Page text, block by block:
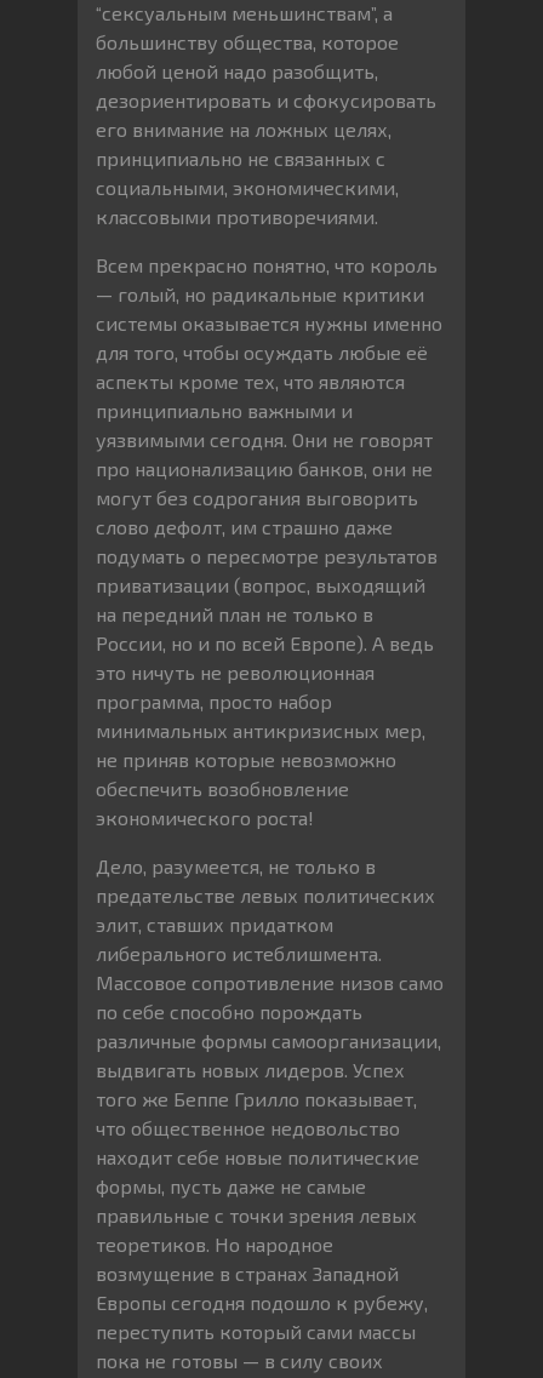
“сексуальным меньшинствам”, а
большинству общества, которое
любой ценой надо разобщить,
дезориентировать и сфокусировать
его внимание на ложных целях,
принципиально не связанных с
социальными, экономическими,
классовыми противоречиями.
Всем прекрасно понятно, что король
— голый, но радикальные критики
системы оказывается нужны именно
для того, чтобы осуждать любые её
аспекты кроме тех, что являются
принципиально важными и
уязвимыми сегодня. Они не говорят
про национализацию банков, они не
могут без содрогания выговорить
слово дефолт, им страшно даже
подумать о пересмотре результатов
приватизации (вопрос, выходящий
на передний план не только в
России, но и по всей Европе). А ведь
это ничуть не революционная
программа, просто набор
минимальных антикризисных мер,
не приняв которые невозможно
обеспечить возобновление
экономического роста!
Дело, разумеется, не только в
предательстве левых политических
элит, ставших придатком
либерального истеблишмента.
Массовое сопротивление низов само
по себе способно порождать
различные формы самоорганизации,
выдвигать новых лидеров. Успех
того же Беппе Грилло показывает,
что общественное недовольство
находит себе новые политические
формы, пусть даже не самые
правильные с точки зрения левых
теоретиков. Но народное
возмущение в странах Западной
Европы сегодня подошло к рубежу,
переступить который сами массы
пока не готовы — в силу своих